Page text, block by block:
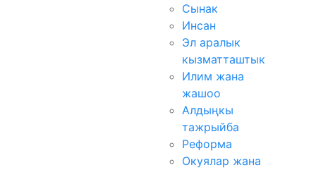
Сынак
Инсан
Эл аралык
кызматташтык
Илим жана
жашоо
Алдыңкы
тажрыйба
Реформа
Окуялар жана